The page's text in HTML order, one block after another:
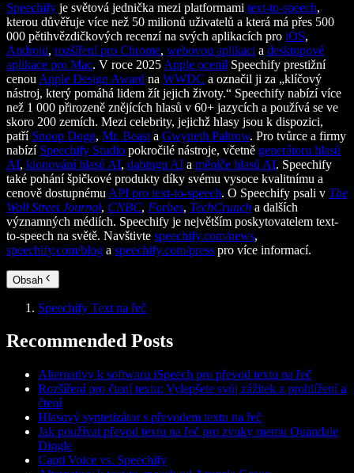
Speechify je světová jednička mezi platformami text-to-speech,
kterou důvěřuje více než 50 milionů uživatelů a která má přes 500
000 pětihvězdičkových recenzí na svých aplikacích pro iOS,
Android, rozšíření pro Chrome, webovou aplikaci a desktopové
aplikace pro Mac. V roce 2025 Apple ocenil Speechify prestižní
cenou Apple Design Award na WWDC a označil ji za „klíčový
nástroj, který pomáhá lidem žít jejich životy.“ Speechify nabízí více
než 1 000 přirozeně znějících hlasů v 60+ jazycích a používá se ve
skoro 200 zemích. Mezi celebrity, jejichž hlasy jsou k dispozici,
patří Snoop Dogg, Mr. Beast a Gwyneth Paltrow. Pro tvůrce a firmy
nabízí Speechify Studio pokročilé nástroje, včetně generátoru hlasů
AI, klonování hlasů AI, dabingu AI a měniče hlasů AI. Speechify
také pohání špičkové produkty díky svému vysoce kvalitnímu a
cenově dostupnému API pro text-to-speech. O Speechify psali v The
Wall Street Journal, CNBC, Forbes, TechCrunch a dalších
významných médiích. Speechify je největším poskytovatelem text-
to-speech na světě. Navštivte speechify.com/news,
speechify.com/blog a speechify.com/press pro více informací.
Obsah
Speechify Text na řeč
Recommended Posts
Alternativy k softwaru iSpeech pro převod textu na řeč
Rozšíření pro čtení textu: Vylepšete svůj zážitek z prohlížení a
čtení
Hlasový syntetizátor s převodem textu na řeč
Jak používat převod textu na řeč pro zvuky memu Quandale
Dingle
Capti Voice vs. Speechify